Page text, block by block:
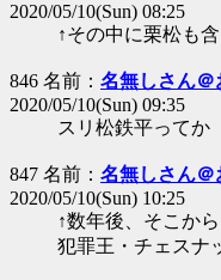
2020/05/10(Sun) 08:25
↑その中に栗松も
846 名前： 名無しさん＠
2020/05/10(Sun) 09:35
スリ松鉄平ってか
847 名前： 名無しさん＠
2020/05/10(Sun) 10:25
↑数年後、そこか
犯罪王・チェスナ